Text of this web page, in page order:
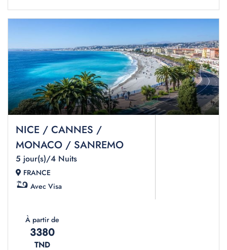
NICE / CANNES /
MONACO / SANREMO
5 jour(s)/4 Nuits
FRANCE
Avec Visa
À partir de
3380
TND